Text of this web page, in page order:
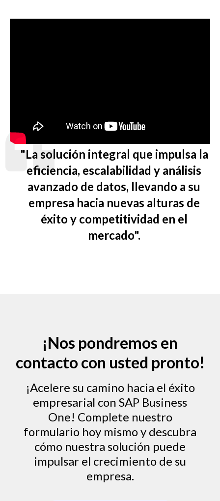
"La solución integral que impulsa la
eficiencia, escalabilidad y análisis
avanzado de datos, llevando a su
empresa hacia nuevas alturas de
éxito y competitividad en el
mercado".
¡Nos pondremos en
contacto con usted pronto!
¡Acelere su camino hacia el éxito
empresarial con SAP Business
One! Complete nuestro
formulario hoy mismo y descubra
cómo nuestra solución puede
impulsar el crecimiento de su
empresa.